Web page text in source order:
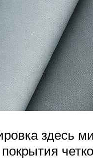
здесь